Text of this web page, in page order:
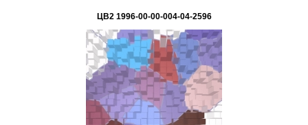
ЦВ2 1996-00-00-004-04-2596
02.03.2023